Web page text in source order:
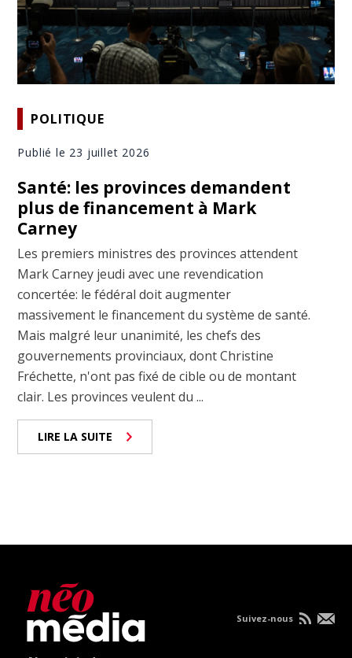
POLITIQUE
Publié le 23 juillet 2026
Santé: les provinces demandent
plus de financement à Mark
Carney
Les premiers ministres des provinces attendent
Mark Carney jeudi avec une revendication
concertée: le fédéral doit augmenter
massivement le financement du système de santé.
Mais malgré leur unanimité, les chefs des
gouvernements provinciaux, dont Christine
Fréchette, n'ont pas fixé de cible ou de montant
clair. Les provinces veulent du ...
LIRE LA SUITE
Suivez-nous